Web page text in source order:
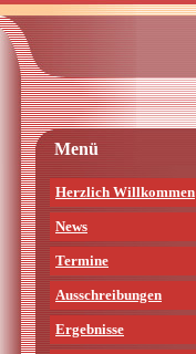
Menü
Herzlich Willkommen
News
Termine
Ausschreibungen
Ergebnisse